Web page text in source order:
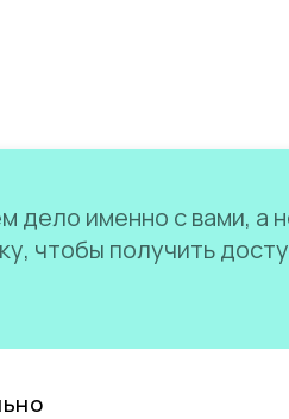
дело именно с вами, а
чтобы получить